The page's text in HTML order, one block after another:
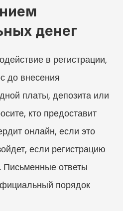
денег
в регистрации,
до внесения
платы, депозита или
кто предоставит
онлайн, если это
если регистрацию
Письменные ответы
порядок